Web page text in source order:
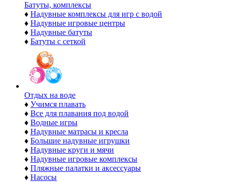
Батуты, комплексы
♦ Надувные комплексы для игр с водой
♦ Надувные игровые центры
♦ Надувные батуты
♦ Батуты с сеткой
Отдых на воде
♦ Учимся плавать
♦ Все для плавания под водой
♦ Водные игры
♦ Надувные матрасы и кресла
♦ Большие надувные игрушки
♦ Надувные круги и мячи
♦ Надувные игровые комплексы
♦ Пляжные палатки и аксессуары
♦ Насосы